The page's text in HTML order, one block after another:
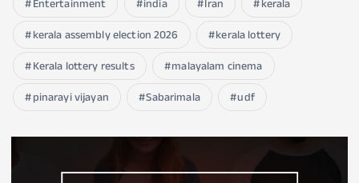
Entertainment
india Iran
kerala
kerala assembly election 2026
kerala lottery
Kerala lottery results
malayalam cinema
pinarayi vijayan
Sabarimala udf